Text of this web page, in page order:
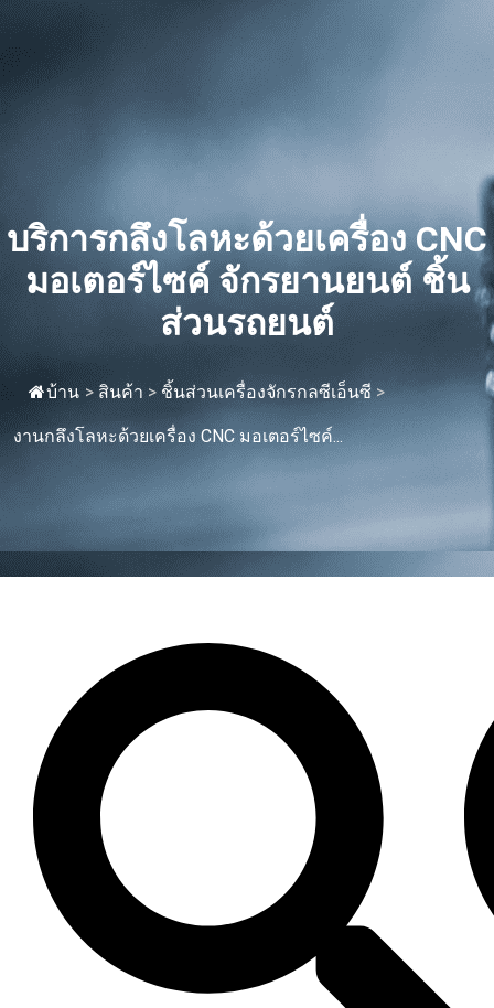
บริการกลึงโลหะด้วยเครื่อง CNC
มอเตอร์ไซค์ จักรยานยนต์ ชิ้น
ส่วนรถยนต์
บ้าน > สินค้า > ชิ้นส่วนเครื่องจักรกลซีเอ็นซี >
งานกลึงโลหะด้วยเครื่อง CNC มอเตอร์ไซค์...